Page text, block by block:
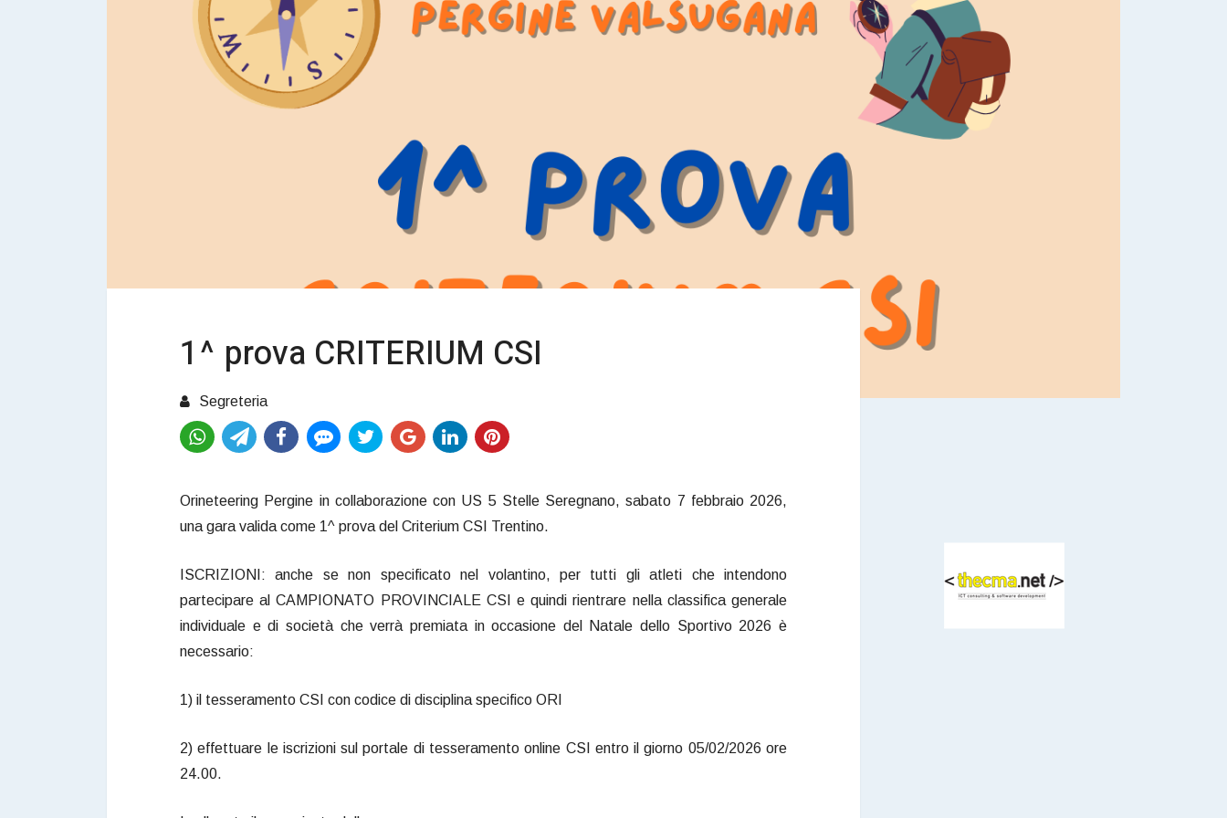
1^ prova CRITERIUM CSI
Segreteria
Orineteering Pergine in collaborazione con US 5 Stelle Seregnano, sabato 7 febbraio 2026,
una gara valida come 1^ prova del Criterium CSI Trentino.
ISCRIZIONI: anche se non specificato nel volantino, per tutti gli atleti che intendono
partecipare al CAMPIONATO PROVINCIALE CSI e quindi rientrare nella classifica generale
individuale e di società che verrà premiata in occasione del Natale dello Sportivo 2026 è
necessario:
1) il tesseramento CSI con codice di disciplina specifico ORI
2) effettuare le iscrizioni sul portale di tesseramento online CSI entro il giorno 05/02/2026 ore
24.00.